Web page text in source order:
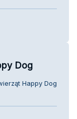
Dog
Happy Dog